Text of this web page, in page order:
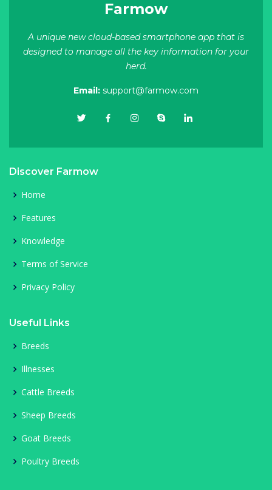
Farmow
A unique new cloud-based smartphone app that is
designed to manage all the key information for your
herd.
Email: support@farmow.com
Discover Farmow
Home
Features
Knowledge
Terms of Service
Privacy Policy
Useful Links
Breeds
Illnesses
Cattle Breeds
Sheep Breeds
Goat Breeds
Poultry Breeds